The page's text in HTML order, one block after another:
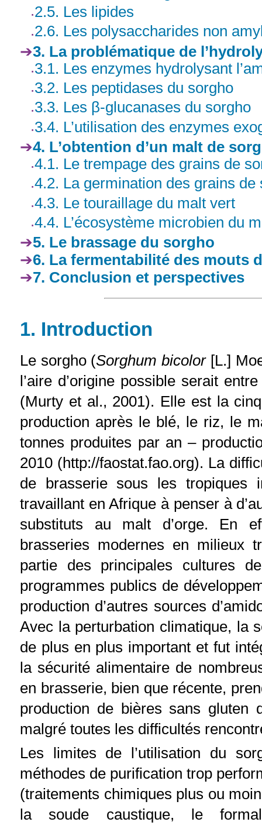
2.5. Les lipides
2.6. Les polysaccharides non
3. La problématique de
3.1. Les enzymes hydrolysant
3.2. Les peptidases du sorgho
3.3. Les β-glucanases du sorgho
3.4. L’utilisation des enzymes
4. L’obtention d’un malt de
4.1. Le trempage des grains de
4.2. La germination des grains de
4.3. Le touraillage du malt vert
4.4. L’écosystème microbien du
5. Le brassage du sorgho
6. La fermentabilité des mouts
7. Conclusion et perspectives
1. Introduction
Le sorgho (Sorghum bicolor[L.]
l’aire d’origine possible serait
(Murty et al., 2001). Elle est la
production après le blé, le riz, le
tonnes produites par an –
2010 (http://faostat.fao.org). La
de brasserie sous les tropiques
travaillant en Afrique à penser à
substituts au malt d’orge. En
brasseries modernes en milieux
partie des principales cultures
programmes publics de
production d’autres sources
Avec la perturbation climatique, la
de plus en plus important et fut
la sécurité alimentaire de
en brasserie, bien que récente,
production de bières sans gluten
malgré toutes les difficultés
Les limites de l’utilisation du
méthodes de purification trop
(traitements chimiques plus ou
la soude caustique, le